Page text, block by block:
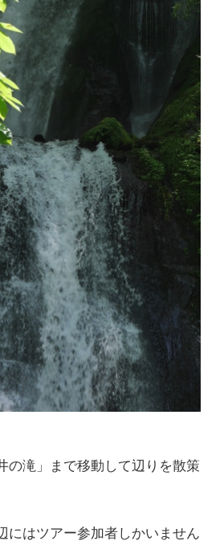
の滝」まで移動して辺りを散策
にはツアー参加者しかいません